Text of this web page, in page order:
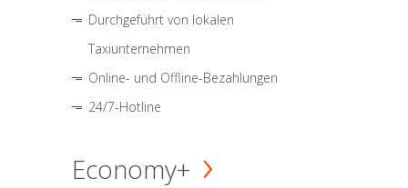
Durchgeführt von lokalen
Taxiunternehmen
Online- und Offline-Bezahlungen
24/7-Hotline
Economy+